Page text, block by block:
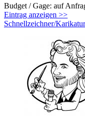
Budget / Gage: auf
Eintrag anzeigen >>
Schnellzeichner/